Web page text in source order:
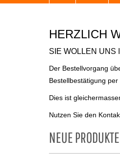
HERZLICH
SIE WOLLEN UNS
Der Bestellvorgang
Bestellbestätigung per
Dies ist
Nutzen Sie den
NEUE PRODUKTE